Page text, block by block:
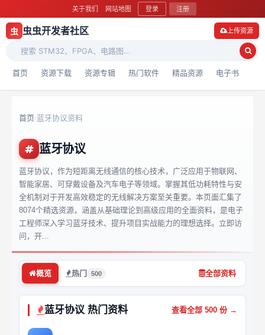
关于我们 网站地图 登录 注册
虫 虫虫开发者社区
首页 资源下载 资源专辑 热门软件 精品资源 电子书
上传资源
首页›蓝牙协议资料
蓝牙协议
蓝牙协议，作为短距离无线通信的核心技术，广泛应用于物联网、
智能家居、可穿戴设备及汽车电子等领域。掌握其低功耗特性与安
全机制对于开发高效稳定的无线解决方案至关重要。本页面汇集了
8074个精选资源，涵盖从基础理论到高级应用的全面资料，是电子
工程师深入学习蓝牙技术、提升项目实战能力的理想选择。立即访
问，开...
概览 热门 500 全部资料
蓝牙协议 热门资料 查看全部 500 份 →